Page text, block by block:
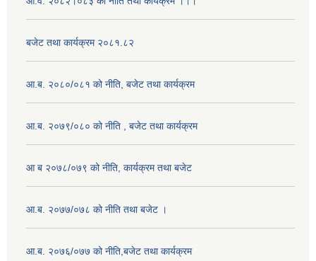
बजेट तथा कार्यक्रम २०८१.८२
आ.ब. २०८०/०८१ को नीति, बजेट तथा कार्यक्रम
आ.ब. २०७९/०८० को नीति , बजेट तथा कार्यक्रम
आ ब २०७८/०७९ को नीति, कार्यक्रम तथा बजेट
आ.ब. २०७७/०७८ को नीति तथा बजेट ।
आ.ब. २०७६/०७७ को नीति,बजेट तथा कार्यक्रम